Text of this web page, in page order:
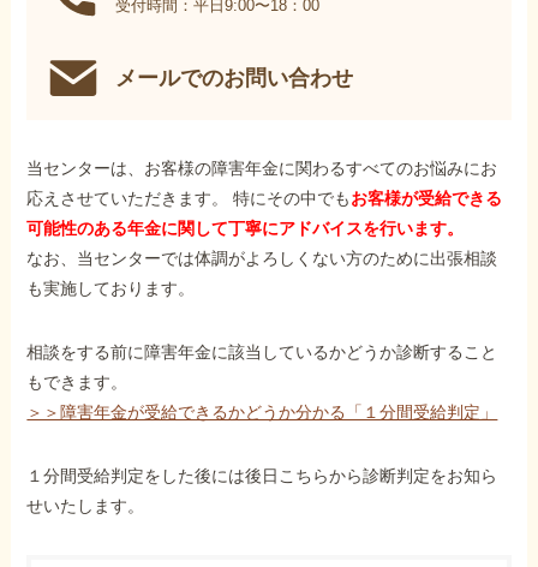
受付時間：平日9:00〜18：00
メールでのお問い合わせ
当センターは、お客様の障害年金に関わるすべてのお悩みにお
応えさせていただきます。 特にその中でもお客様が受給できる
可能性のある年金に関して丁寧にアドバイスを行います。
なお、当センターでは体調がよろしくない方のために出張相談
も実施しております。
相談をする前に障害年金に該当しているかどうか診断すること
もできます。
＞＞障害年金が受給できるかどうか分かる「１分間受給判定」
１分間受給判定をした後には後日こちらから診断判定をお知ら
せいたします。